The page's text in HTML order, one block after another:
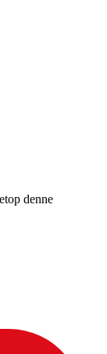
denne